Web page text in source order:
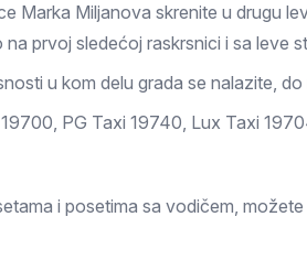
Marka Miljanova skrenite u drugu
prvoj sledećoj raskrsnici i sa leve
u kom delu grada se nalazite,
PG Taxi 19740, Lux Taxi
i posetima sa vodičem,